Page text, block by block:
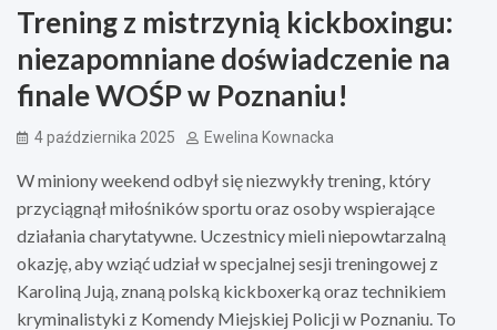
Trening z mistrzynią kickboxingu:
niezapomniane doświadczenie na
finale WOŚP w Poznaniu!
4 października 2025 Ewelina Kownacka
W miniony weekend odbył się niezwykły trening, który
przyciągnął miłośników sportu oraz osoby wspierające
działania charytatywne. Uczestnicy mieli niepowtarzalną
okazję, aby wziąć udział w specjalnej sesji treningowej z
Karoliną Jują, znaną polską kickboxerką oraz technikiem
kryminalistyki z Komendy Miejskiej Policji w Poznaniu. To